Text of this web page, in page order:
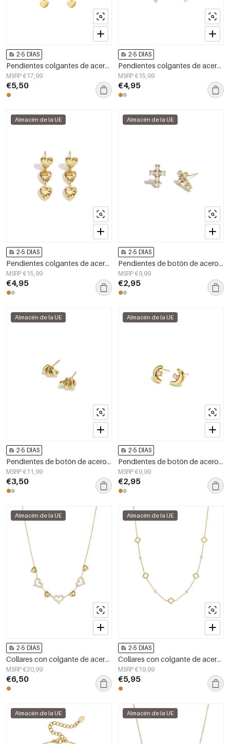
2-5 DÍAS
Pendientes colgantes de acero inoxidable con forma de corazón, sencillos, de la serie Daily Simple, joyería para mujer.
MSRP €17,99
€5,50
2-5 DÍAS
Pendientes colgantes de acero inoxidable con forma de serpiente, de la serie Simple Daily Simple, joyería para mujer.
MSRP €15,99
€4,95
Almacén de la UE
2-5 DÍAS
Pendientes colgantes de acero inoxidable con forma de corazón, sencillos, de la serie Daily Simple, joyería para mujer.
MSRP €15,99
€4,95
Almacén de la UE
2-5 DÍAS
Pendientes de botón de acero inoxidable con cruz, sencillos, de la serie Daily Simple, joyería para mujer.
MSRP €9,99
€2,95
Almacén de la UE
2-5 DÍAS
Pendientes de botón de acero inoxidable con forma irregular, sencillos, de la serie Daily Simple, joyería para mujer.
MSRP €11,99
€3,50
Almacén de la UE
2-5 DÍAS
Pendientes de botón de acero inoxidable Moon Simple Daily Simple Series Joyería para mujer
MSRP €9,99
€2,95
Almacén de la UE
2-5 DÍAS
Collares con colgante de acero inoxidable, diseño de corazón, sencillos, de la serie Daily Simple para mujer.
MSRP €20,99
€6,50
Almacén de la UE
2-5 DÍAS
Collares con colgante de acero inoxidable Clover Simple Daily Simple Series Joyería para mujer
MSRP €19,99
€5,95
Almacén de la UE Almacén de la UE